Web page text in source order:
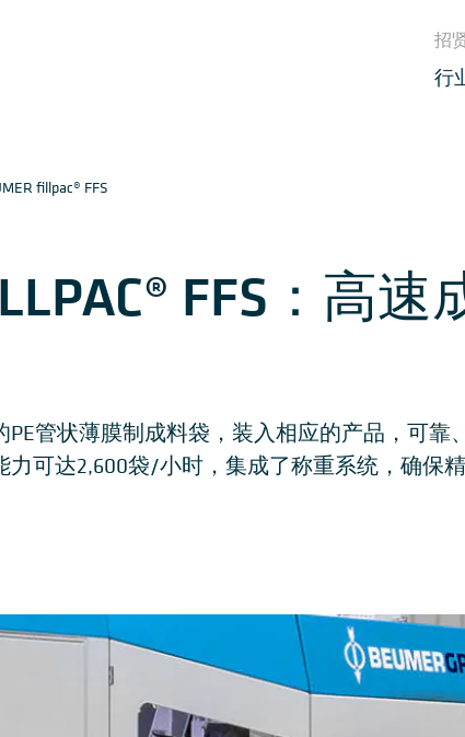
招
行
fillpac® FFS
FFS：高
PE管状薄膜制成料袋，装入相应的产品，可靠
力可达2,600袋/小时，集成了称重系统，确保精